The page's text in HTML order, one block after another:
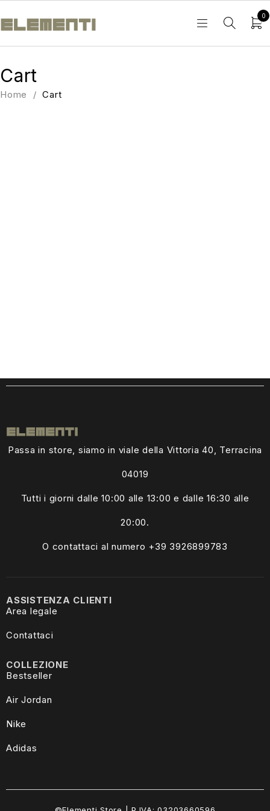
0
Cart
Home / Cart
Passa in store, siamo in viale della Vittoria 40, Terracina
04019
Tutti i giorni dalle10:00 alle 13:00 e dalle 16:30 alle
20:00.
O contattaci al numero +39 3926899783
COLLEZIONE
Bestseller
Air Jordan
Nike
Adidas
ASSISTENZA CLIENTI
Area legale
Contattaci